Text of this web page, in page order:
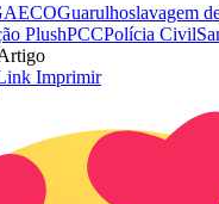
Guarulhoslavagem
PlushPCCPolícia Civil
Imprimir